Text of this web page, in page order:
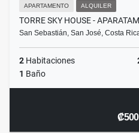
APARTAMENTO ALQUILER
TORRE SKY HOUSE -
San Sebastián, San José, Costa
2 Habitaciones
1 Baño